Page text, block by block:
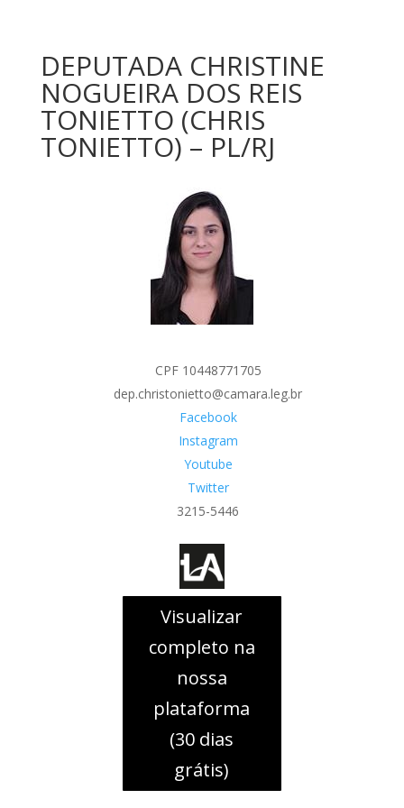
DEPUTADA CHRISTINE
NOGUEIRA DOS REIS
TONIETTO (CHRIS
TONIETTO) – PL/RJ
CPF 10448771705
dep.christonietto@camara.leg.br
Facebook
Instagram
Youtube
Twitter
3215-5446
Visualizar
completo na
nossa
plataforma
(30 dias
grátis)